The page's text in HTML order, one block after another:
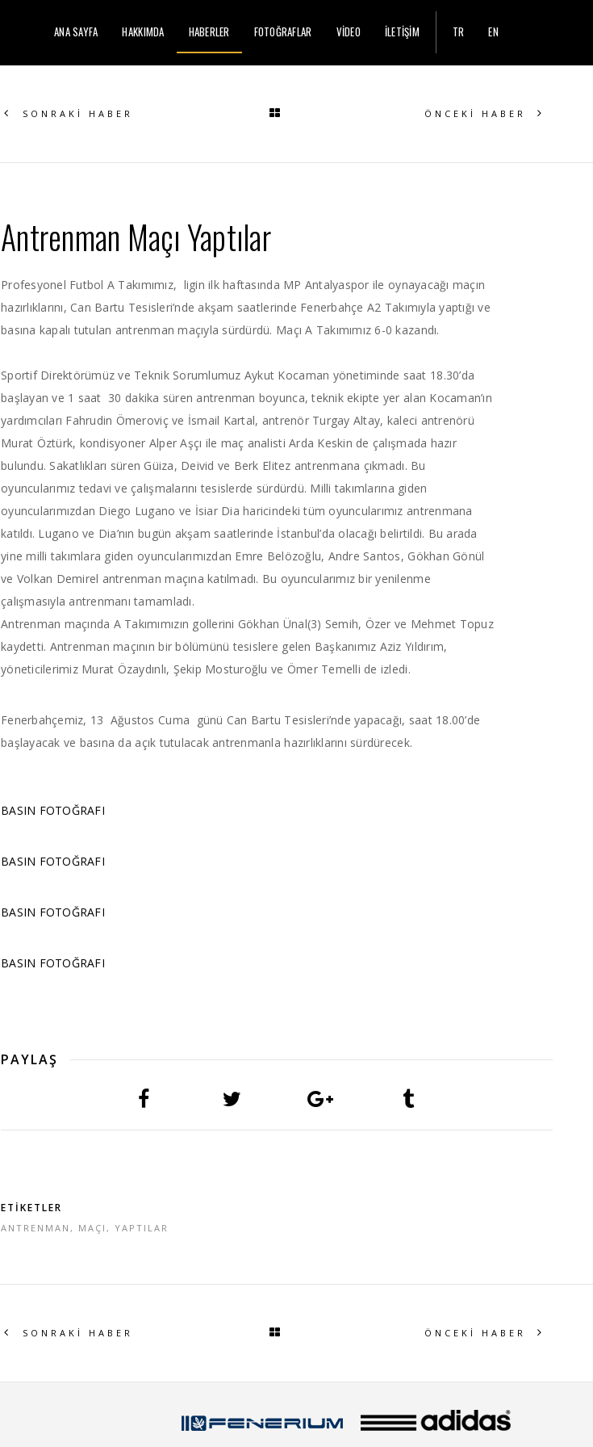
ANA SAYFA HAKKIMDA HABERLER FOTOĞRAFLAR VİDEO İLETİŞİM TR EN
SONRAKİ HABER ÖNCEKİ HABER
Antrenman Maçı Yaptılar
Profesyonel Futbol A Takımımız, ligin ilk haftasında MP Antalyaspor ile oynayacağı maçın
hazırlıklarını, Can Bartu Tesisleri’nde akşam saatlerinde Fenerbahçe A2 Takımıyla yaptığı ve
basına kapalı tutulan antrenman maçıyla sürdürdü. Maçı A Takımımız 6-0 kazandı.
Sportif Direktörümüz ve Teknik Sorumlumuz Aykut Kocaman yönetiminde saat 18.30’da
başlayan ve 1 saat 30 dakika süren antrenman boyunca, teknik ekipte yer alan Kocaman’ın
yardımcıları Fahrudin Ömeroviç ve İsmail Kartal, antrenör Turgay Altay, kaleci antrenörü
Murat Öztürk, kondisyoner Alper Aşçı ile maç analisti Arda Keskin de çalışmada hazır
bulundu. Sakatlıkları süren Güiza, Deivid ve Berk Elitez antrenmana çıkmadı. Bu
oyuncularımız tedavi ve çalışmalarını tesislerde sürdürdü. Milli takımlarına giden
oyuncularımızdan Diego Lugano ve İsiar Dia haricindeki tüm oyuncularımız antrenmana
katıldı. Lugano ve Dia’nın bugün akşam saatlerinde İstanbul’da olacağı belirtildi. Bu arada
yine milli takımlara giden oyuncularımızdan Emre Belözoğlu, Andre Santos, Gökhan Gönül
ve Volkan Demirel antrenman maçına katılmadı. Bu oyuncularımız bir yenilenme
çalışmasıyla antrenmanı tamamladı.
Antrenman maçında A Takımımızın gollerini Gökhan Ünal(3) Semih, Özer ve Mehmet Topuz
kaydetti. Antrenman maçının bir bölümünü tesislere gelen Başkanımız Aziz Yıldırım,
yöneticilerimiz Murat Özaydınlı, Şekip Mosturoğlu ve Ömer Temelli de izledi.
Fenerbahçemiz, 13 Ağustos Cuma günü Can Bartu Tesisleri’nde yapacağı, saat 18.00’de
başlayacak ve basına da açık tutulacak antrenmanla hazırlıklarını sürdürecek.
BASIN FOTOĞRAFI
BASIN FOTOĞRAFI
BASIN FOTOĞRAFI
BASIN FOTOĞRAFI
PAYLAŞ
ETİKETLER
ANTRENMAN , MAÇI , YAPTILAR
SONRAKİ HABER ÖNCEKİ HABER